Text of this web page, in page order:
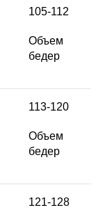
105-112
Объем
бедер
113-120
Объем
бедер
121-128